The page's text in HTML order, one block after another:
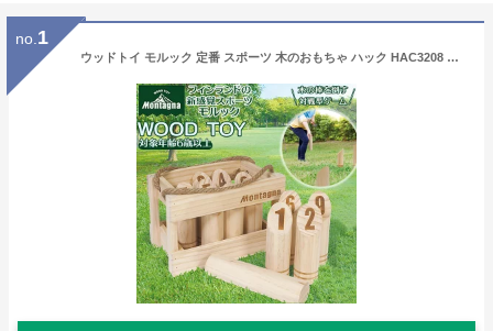
no. 1
ウッドトイ モルック 定番 スポーツ 木のおもちゃ ハック HAC3208 キャンプ ゲーム おもちゃ 玩具 小学生 大人 シニア 子供 子ども 外遊び おしゃれ プレゼント アウトドア フィンランド 北欧 雑貨